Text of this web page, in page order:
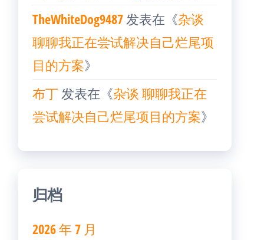
TheWhiteDog9487 发表在《杂谈
聊聊我正在尝试解决自己烂尾项
目的方案》
布丁 发表在《杂谈 聊聊我正在
尝试解决自己烂尾项目的方案》
归档
2026 年 7 月